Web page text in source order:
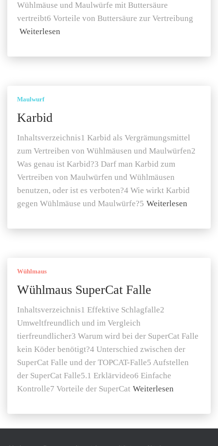
Wühlmäuse und Maulwürfe mit Buttersäure
vertreibt6 Vorteile von Buttersäure zur Vertreibung
Weiterlesen
Maulwurf
Karbid
Inhaltsverzeichnis1 Karbid als Vergrämungsmittel
zum Vertreiben von Wühlmäusen und Maulwürfen2
Was genau ist Karbid?3 Darf man Karbid zum
Vertreiben von Maulwürfen und Wühlmäusen
benutzen, oder ist es verboten?4 Wie wirkt Karbid
gegen Wühlmäuse und Maulwürfe?5 Weiterlesen
Wühlmaus
Wühlmaus SuperCat Falle
Inhaltsverzeichnis1 Effektive Schlagfalle2
Umweltfreundlich und im Vergleich
tierfreundlicher3 Warum wird bei der SuperCat Falle
kein Köder benötigt?4 Unterschied zwischen der
SuperCat Falle und der TOPCAT-Falle5 Aufstellen
der SuperCat Falle5.1 Erklärvideo6 Einfache
Kontrolle7 Vorteile der SuperCat Weiterlesen